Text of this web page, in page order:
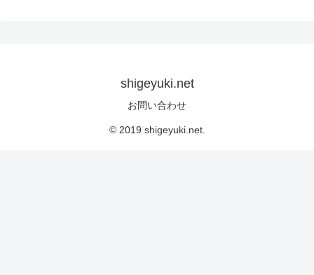
shigeyuki.net
お問い合わせ
© 2019 shigeyuki.net.